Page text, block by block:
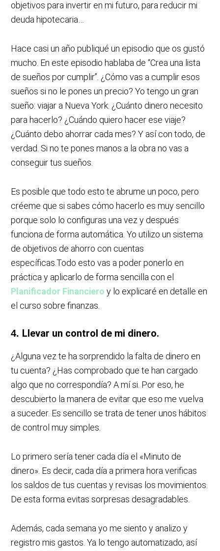
objetivos para invertir en mi futuro, para reducir mi
deuda hipotecaria…
Hace casi un año publiqué un episodio que os gustó
mucho. En este episodio hablaba de “Crea una lista
de sueños por cumplir”. ¿Cómo vas a cumplir esos
sueños si no le pones un precio? Yo tengo un gran
sueño: viajar a Nueva York. ¿Cuánto dinero necesito
para hacerlo? ¿Cuándo quiero hacer ese viaje?
¿Cuánto debo ahorrar cada mes? Y así con todo, de
verdad. Si no te pones manos a la obra no vas a
conseguir tus sueños.
Es posible que todo esto te abrume un poco, pero
créeme que si sabes cómo hacerlo es muy sencillo
porque solo lo configuras una vez y después
funciona de forma automática. Yo utilizo un sistema
de objetivos de ahorro con cuentas
específicas.Todo esto vas a poder ponerlo en
práctica y aplicarlo de forma sencilla con el
Planificador Financiero y lo explicaré en detalle en
el curso sobre finanzas.
4. Llevar un control de mi dinero.
¿Alguna vez te ha sorprendido la falta de dinero en
tu cuenta? ¿Has comprobado que te han cargado
algo que no correspondía? A mí si. Por eso, he
descubierto la manera de evitar que eso me vuelva
a suceder. Es sencillo se trata de tener unos hábitos
de control muy simples.
Lo primero sería tener cada día el «Minuto de
dinero». Es decir, cada día a primera hora verificas
los saldos de tus cuentas y revisas los movimientos.
De esta forma evitas sorpresas desagradables.
Además, cada semana yo me siento y analizo y
registro mis gastos. Ya lo tengo automatizado, así